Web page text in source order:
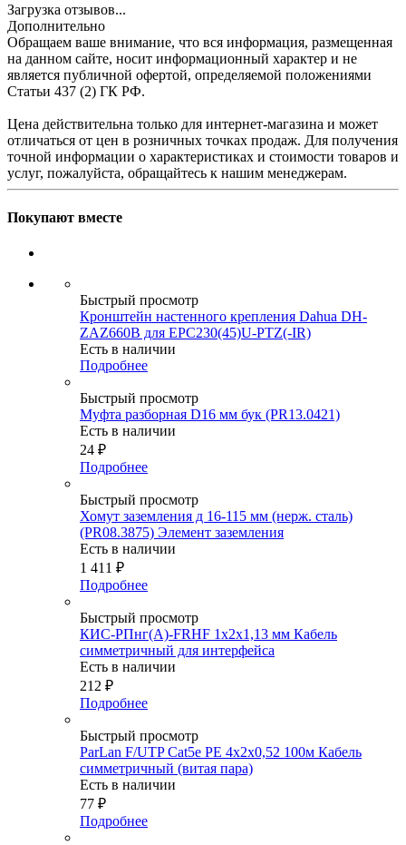
Загрузка отзывов...
Дополнительно
Обращаем ваше внимание, что вся информация, размещенная
на данном сайте, носит информационный характер и не
является публичной офертой, определяемой положениями
Статьи 437 (2) ГК РФ.
Цена действительна только для интернет-магазина и может
отличаться от цен в розничных точках продаж. Для получения
точной информации о характеристиках и стоимости товаров и
услуг, пожалуйста, обращайтесь к нашим менеджерам.
Покупают вместе
Быстрый просмотр
Кронштейн настенного крепления Dahua DH-
ZAZ660B для EPC230(45)U-PTZ(-IR)
Есть в наличии
Подробнее
Быстрый просмотр
Муфта разборная D16 мм бук (PR13.0421)
Есть в наличии
24 ₽
Подробнее
Быстрый просмотр
Хомут заземления д 16-115 мм (нерж. сталь)
(PR08.3875) Элемент заземления
Есть в наличии
1 411 ₽
Подробнее
Быстрый просмотр
КИС-РПнг(А)-FRHF 1х2х1,13 мм Кабель
симметричный для интерфейса
Есть в наличии
212 ₽
Подробнее
Быстрый просмотр
ParLan F/UTP Cat5e PE 4х2х0,52 100м Кабель
симметричный (витая пара)
Есть в наличии
77 ₽
Подробнее